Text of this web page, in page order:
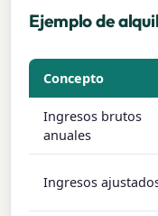
Ejemplo de
Concepto
Ingresos brutos
anuales
Ingresos